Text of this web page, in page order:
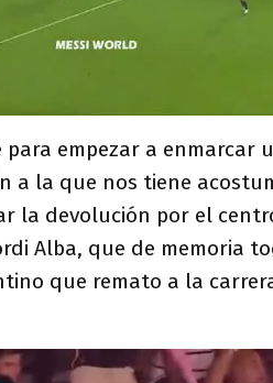
empezar a enmarcar
a la que nos tiene
la devolución por el
Alba, que de memoria
que remato a la